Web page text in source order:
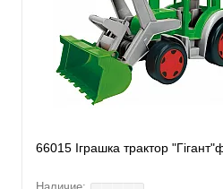
66015 Іграшка трактор